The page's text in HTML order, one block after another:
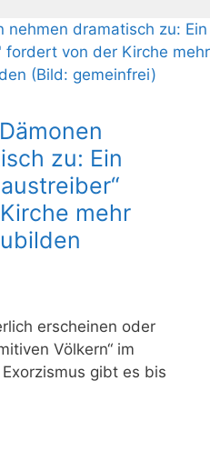
zu: Ein
mehr
erscheinen oder
Völkern“ im
gibt es bis